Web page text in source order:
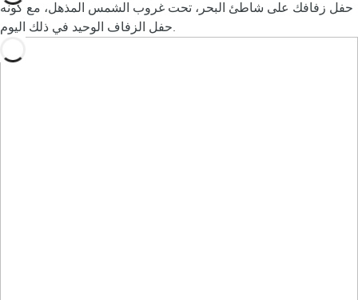
حفل زفافك على شاطئ البحر، تحت غروب الشمس المذهل، مع كونه
حفل الزفاف الوحيد في ذلك اليوم.